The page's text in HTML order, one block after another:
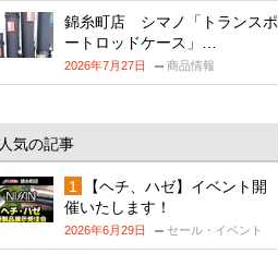
錦糸町店 シマノ「トランスポ
ートロッドケース」…
2026年7月27日 商品情報
人気の記事
【ヘチ、ハゼ】イベント開
催いたします！
2026年6月29日 セール・イベント